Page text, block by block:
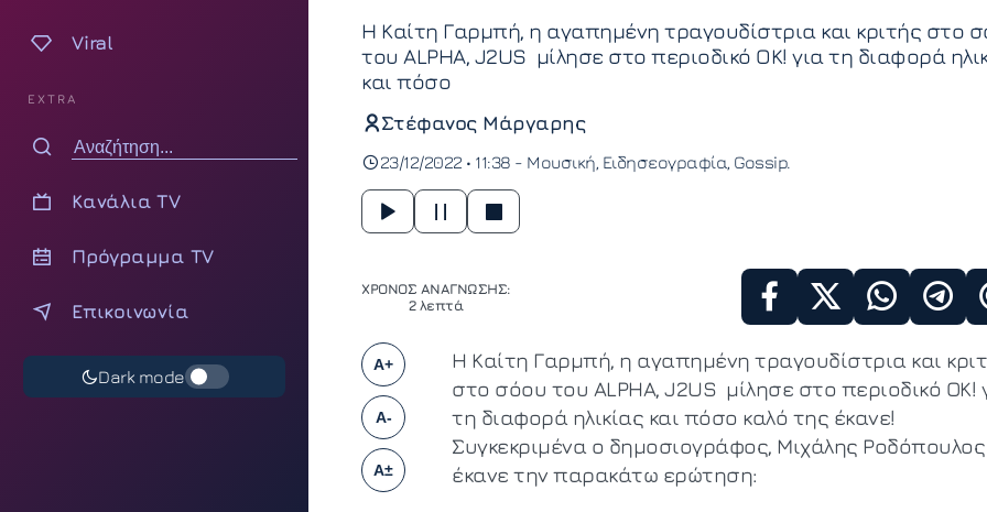
Viral
EXTRA
Κανάλια TV
Πρόγραμμα TV
Επικοινωνία
Dark mode
Η Καίτη Γαρμπή, η αγαπημένη τραγουδίστρια και κριτής στο
του ALPHA, J2US μίλησε στο περιοδικό ΟΚ! για τη διαφορά
και πόσο
Στέφανος Μάργαρης
23/12/2022 • 11:38 - Μουσική Ειδησεογραφία Gossip
ΧΡΟΝΟΣ ΑΝΑΓΝΩΣΗΣ:
2 λεπτά
A+
A-
A±
Η Καίτη Γαρμπή, η αγαπημένη τραγουδίστρια και
στο σόου του ALPHA, J2US μίλησε στο περιοδικό ΟΚ!
τη διαφορά ηλικίας και πόσο καλό της έκανε!
Συγκεκριμένα ο δημοσιογράφος, Μιχάλης Ροδόπουλος
έκανε την παρακάτω ερώτηση: